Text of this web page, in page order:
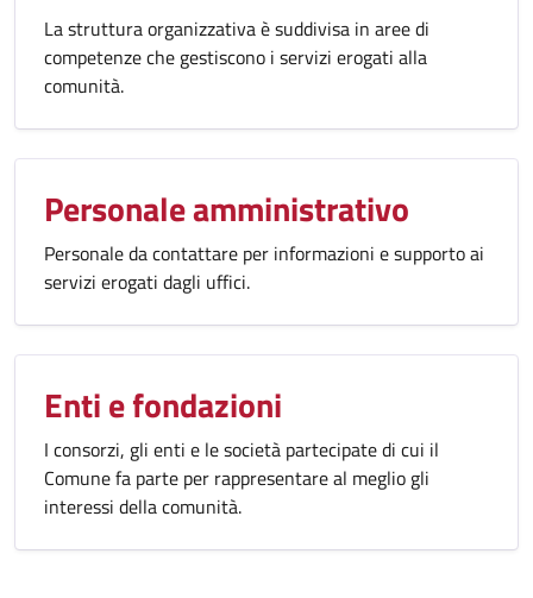
La struttura organizzativa è suddivisa in aree di
competenze che gestiscono i servizi erogati alla
comunità.
Personale amministrativo
Personale da contattare per informazioni e supporto ai
servizi erogati dagli uffici.
Enti e fondazioni
I consorzi, gli enti e le società partecipate di cui il
Comune fa parte per rappresentare al meglio gli
interessi della comunità.